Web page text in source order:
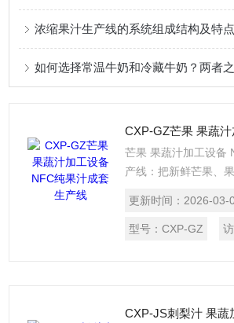
浓缩果汁生产线的系统组成结构及特点
芒果 果蔬汁加工设备
产线：把新鲜芒果、
制打浆-分离-均质脱气
菌-无菌灌装）加工成
更新时间： 2026-03-
型号： CXP-GZ